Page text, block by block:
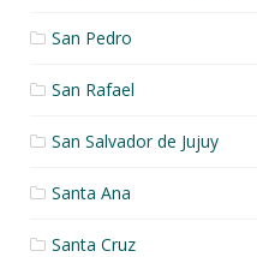
San Pedro
San Rafael
San Salvador de Jujuy
Santa Ana
Santa Cruz